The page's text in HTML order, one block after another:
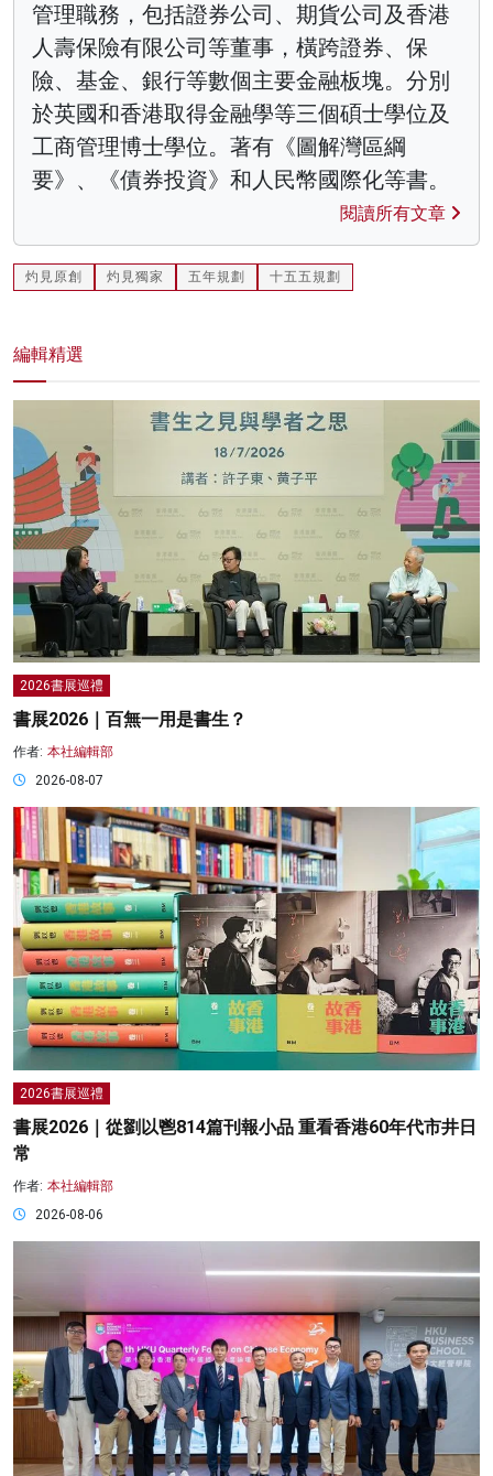
管理職務，包括證券公司、期貨公司及香港
人壽保險有限公司等董事，橫跨證券、保
險、基金、銀行等數個主要金融板塊。分別
於英國和香港取得金融學等三個碩士學位及
工商管理博士學位。著有《圖解灣區綱
要》、《債券投資》和人民幣國際化等書。
閱讀所有文章
灼見原創 灼見獨家 五年規劃 十五五規劃
編輯精選
2026書展巡禮
書展2026｜百無一用是書生？
作者: 本社編輯部
2026-08-07
2026書展巡禮
書展2026｜從劉以鬯814篇刊報小品 重看香港60年代市井日
常
作者: 本社編輯部
2026-08-06